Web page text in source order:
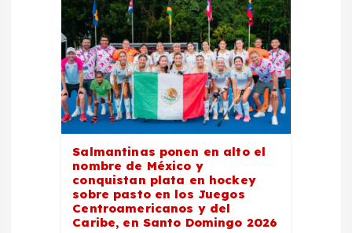
Salmantinas ponen en alto el
nombre de México y
conquistan plata en hockey
sobre pasto en los Juegos
Centroamericanos y del
Caribe, en Santo Domingo 2026